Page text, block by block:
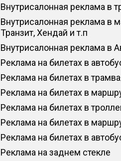
Внутрисалонная реклама в
Внутрисалонная реклама в
Транзит, Хендай и т.п
Внутрисалонная реклама в
Реклама на билетах в
Реклама на билетах в
Реклама на билетах в
Реклама на билетах в
Реклама на билетах в
Реклама на билетах в
Реклама на заднем стекле